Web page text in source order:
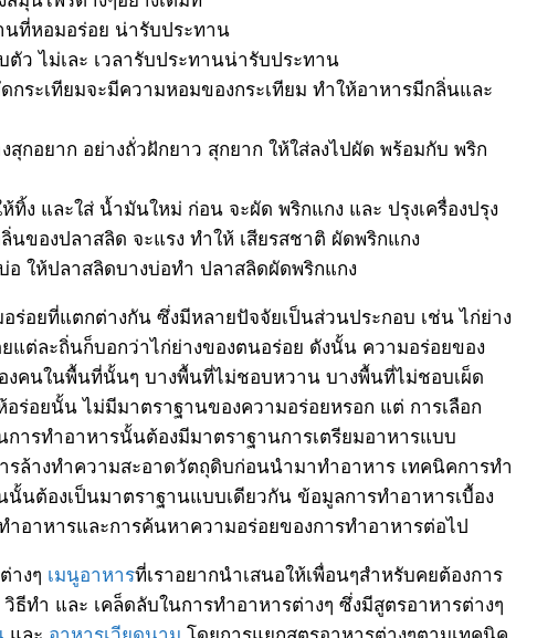
ที่หอมอร่อย น่ารับประทาน
ว ไม่เละ เวลารับประทานน่ารับประทาน
ระเทียมจะมีความหอมของกระเทียม ทำให้อาหารมีกลิ่นและ
สุกอยาก อย่างถั่วฝักยาว สุกยาก ให้ใส่ลงไปผัด พร้อมกับ พริก
ง และใส่ น้ำมันใหม่ ก่อน จะผัด พริกแกง และ ปรุงเครื่องปรุง
ของปลาสลิด จะแรง ทำให้ เสียรสชาติ ผัดพริกแกง
ให้ปลาสลิดบางบ่อทำ ปลาสลิดผัดพริกแกง
ร่อยที่แตกต่างกัน ซึ่งมีหลายปัจจัยเป็นส่วนประกอบ เช่น ไก่ย่าง
ต่ละถิ่นก็บอกว่าไก่ย่างของตนอร่อย ดังนั้น ความอร่อยของ
งคนในพื้นที่นั้นๆ บางพื้นที่ไม่ชอบหวาน บางพื้นที่ไม่ชอบเผ็ด
ร่อยนั้น ไม่มีมาตราฐานของความอร่อยหรอก แต่ การเลือก
ารทำอาหารนั้นต้องมีมาตราฐานการเตรียมอาหารแบบ
รล้างทำความสะอาดวัตถุดิบก่อนนำมาทำอาหาร เทคนิคการทำ
นต้องเป็นมาตราฐานแบบเดียวกัน ข้อมูลการทำอาหารเบื้อง
อาหารและการค้นหาความอร่อยของการทำอาหารต่อไป
ต่างๆ เมนูอาหารที่เราอยากนำเสนอให้เพื่อนๆสำหรับคยต้องการ
ธีทำ และ เคล็ดลับในการทำอาหารต่างๆ ซึ่งมีสูตรอาหารต่างๆ